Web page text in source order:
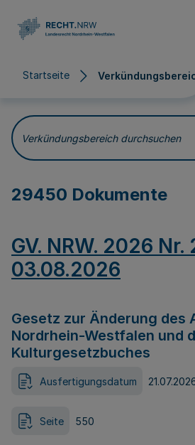
Startseite
Verkündungsbereich durchsuchen
29450 Dokumente
GV. NRW. 2026 Nr.
03.08.2026
Gesetz zur Änderung des
Nordrhein-Westfalen und
Kulturgesetzbuches
Ausfertigungsdatum
Seite 550